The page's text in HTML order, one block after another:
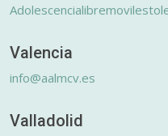
Valencia
info@aalmcv.es
Valladolid